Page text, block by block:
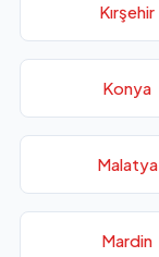
Kırşehir
Konya
Malatya
Mardin